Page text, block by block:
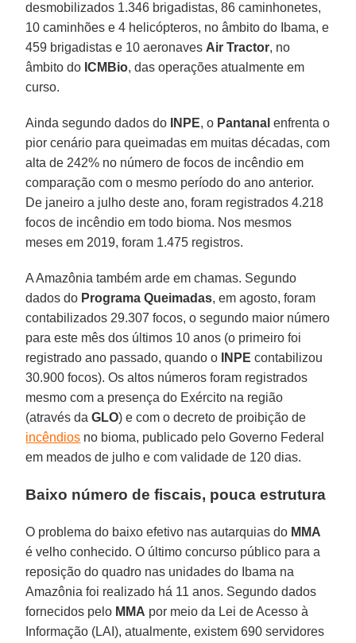
desmobilizados 1.346 brigadistas, 86 caminhonetes,
10 caminhões e 4 helicópteros, no âmbito do Ibama, e
459 brigadistas e 10 aeronaves Air Tractor, no
âmbito do ICMBio, das operações atualmente em
curso.
Ainda segundo dados do INPE, o Pantanal enfrenta o
pior cenário para queimadas em muitas décadas, com
alta de 242% no número de focos de incêndio em
comparação com o mesmo período do ano anterior.
De janeiro a julho deste ano, foram registrados 4.218
focos de incêndio em todo bioma. Nos mesmos
meses em 2019, foram 1.475 registros.
A Amazônia também arde em chamas. Segundo
dados do Programa Queimadas, em agosto, foram
contabilizados 29.307 focos, o segundo maior número
para este mês dos últimos 10 anos (o primeiro foi
registrado ano passado, quando o
INPE contabilizou
30.900 focos). Os altos números foram registrados
mesmo com a presença do Exército na região
(através daGLO) e com o decreto de proibição de
incêndios no bioma, publicado pelo Governo Federal
em meados de julho e com validade de 120 dias.
Baixo número de fiscais, pouca estrutura
O problema do baixo efetivo nas autarquias do MMA
é velho conhecido. O último concurso público para a
reposição do quadro nas unidades do Ibama na
Amazônia foi realizado há 11 anos. Segundo dados
fornecidos pelo MMA por meio da Lei de Acesso à
Informação (LAI), atualmente, existem 690 servidores